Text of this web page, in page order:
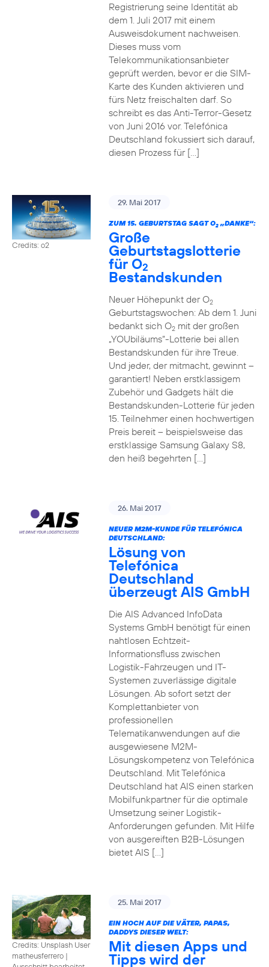
Registrierung seine Identität ab
dem 1. Juli 2017 mit einem
Ausweisdokument nachweisen.
Dieses muss vom
Telekommunikationsanbieter
geprüft werden, bevor er die SIM-
Karte des Kunden aktivieren und
fürs Netz freischalten darf. So
schreibt es das Anti-Terror-Gesetz
von Juni 2016 vor. Telefónica
Deutschland fokussiert sich darauf,
diesen Prozess für […]
Credits: o2
29. Mai 2017
ZUM 15. GEBURTSTAG SAGT O2„DANKE“:
Große
Geburtstagslotterie
für O2
Bestandskunden
Neuer Höhepunkt der O2
Geburtstagswochen: Ab dem 1. Juni
bedankt sich O2mit der großen
„YOUbiläums“-Lotterie bei allen
Bestandskunden für ihre Treue.
Und jeder, der mitmacht, gewinnt –
garantiert! Neben erstklassigem
Zubehör und Gadgets hält die
Bestandskunden-Lotterie für jeden
15. Teilnehmer einen hochwertigen
Preis bereit – beispielsweise das
erstklassige Samsung Galaxy S8,
den heiß begehrten […]
26. Mai 2017
NEUER M2M-KUNDE FÜR TELEFÓNICA
DEUTSCHLAND:
Lösung von
Telefónica
Deutschland
überzeugt AIS GmbH
Die AIS Advanced InfoData
Systems GmbH benötigt für einen
nahtlosen Echtzeit-
Informationsfluss zwischen
Logistik-Fahrzeugen und IT-
Systemen zuverlässige digitale
Lösungen. Ab sofort setzt der
Komplettanbieter von
professionellen
Telematikanwendungen auf die
ausgewiesene M2M-
Lösungskompetenz von Telefónica
Deutschland. Mit Telefónica
Deutschland hat AIS einen starken
Mobilfunkpartner für die optimale
Umsetzung seiner Logistik-
Anforderungen gefunden. Mit Hilfe
von ausgereiften B2B-Lösungen
bietet AIS […]
Credits: Unsplash User
matheusferrero |
25. Mai 2017
EIN HOCH AUF DIE VÄTER, PAPAS,
DADDYS DIESER WELT:
Mit diesen Apps und
Tipps wird der